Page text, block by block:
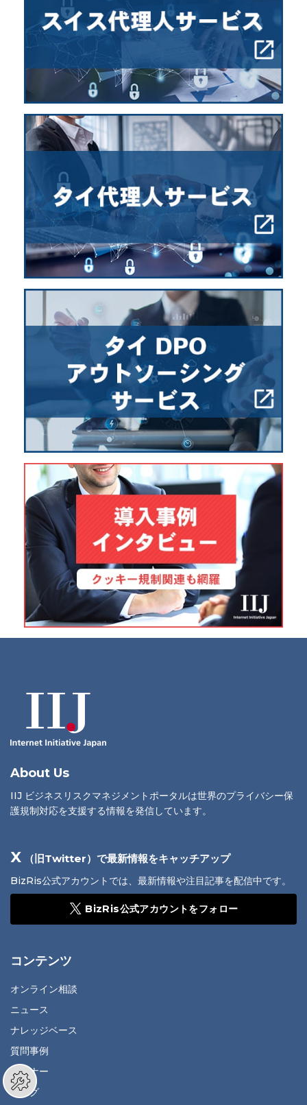
About Us
IIJ ビジネスリスクマネジメントポータルは世界のプライバシー保
護規制対応を支援する情報を発信しています。
X （旧Twitter）で最新情報をキャッチアップ
BizRis公式アカウントでは、最新情報や注目記事を配信中です。
BizRis公式アカウントをフォロー
コンテンツ
オンライン相談
ニュース
ナレッジベース
質問事例
セミナー
ブログ